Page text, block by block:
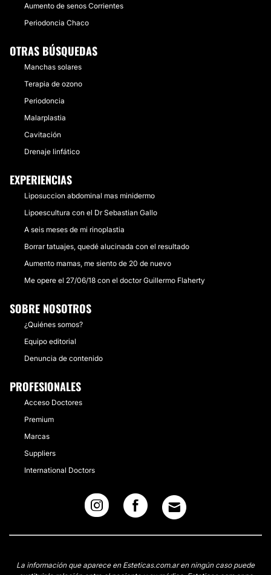
Aumento de senos Corrientes
Periodoncia Chaco
OTRAS BÚSQUEDAS
Manchas solares
Terapia de ozono
Periodoncia
Malarplastia
Cavitación
Drenaje linfático
EXPERIENCIAS
Liposuccion abdominal mas minidermo
Lipoescultura con el Dr Sebastian Gallo
A seis meses de mi rinoplastia
Borrar tatuajes, quedé alucinada con el resultado
Aumento mamas, me siento de 20 de nuevo
Me opere el 27/06/18 con el doctor Guillermo Flaherty
SOBRE NOSOTROS
¿Quiénes somos?
Equipo editorial
Denuncia de contenido
PROFESIONALES
Acceso Doctores
Premium
Marcas
Suppliers
International Doctors
La información que aparece en Esteticas.com.ar en ningún caso puede